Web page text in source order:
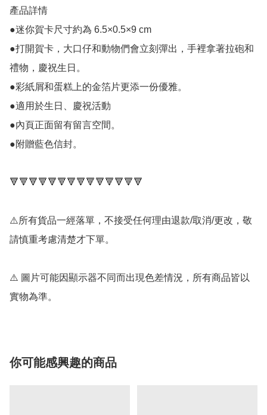
產品詳情
●迷你賀卡尺寸約為 6.5×0.5×9 cm
●打開賀卡，大口仔和動物們會立刻彈出，手裡拿著拉砲和
禮物，慶祝生日。
●彩紙屑和蛋糕上的金箔片更添一份優雅。
●適用於生日、慶祝活動
●內頁正面留有留言空間。
●附贈藍色信封。
🔻🔻🔻🔻🔻🔻🔻🔻🔻🔻🔻🔻🔻🔻
⚠️所有貨品一經落單，不接受任何理由退款/取消/更改，敬
請慎重考慮清楚才下單。
⚠️ 圖片可能因顯示器不同而出現色差情況，所有商品皆以
實物為準。
你可能感興趣的商品